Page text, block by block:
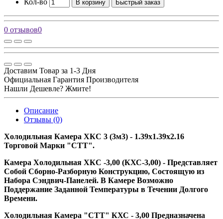
В корзину Быстрый заказ
0 отзывов0
Доставим Товар за 1-3 Дня
Официальная Гарантия Производителя
Нашли Дешевле? Жмите!
Описание
Отзывы (0)
Холодильная Камера ХКС 3 (3м3) - 1.39х1.39х2.16
Торговой Марки "СТТ".
Камера Холодильная ХКС -3,00 (КХС-3,00) - Представляет
Собой Сборно-Разборную Конструкцию, Состоящую из
Набора Сэндвич-Панелей. В Камере Возможно
Поддержание Заданной Температуры в Течении Долгого
Времени.
Холодильная Камера "СТТ" КХС - 3,00 Предназначена